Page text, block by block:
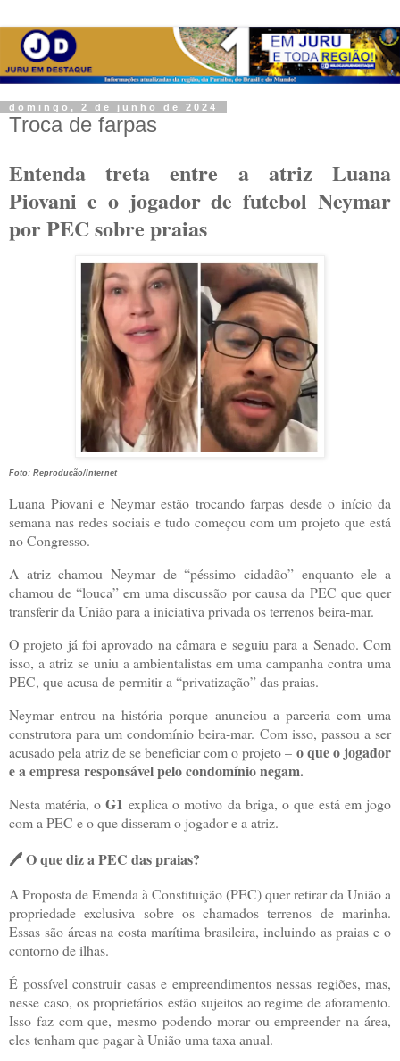
domingo, 2 de junho de 2024
Troca de farpas
Entenda treta entre a atriz Luana
Piovani e o jogador de futebol Neymar
por PEC sobre praias
Foto: Reprodução/Internet
Luana Piovani e Neymar estão trocando farpas desde o início da
semana nas redes sociais e tudo começou com um projeto que está
no Congresso.
A atriz chamou Neymar de “péssimo cidadão” enquanto ele a
chamou de “louca” em uma discussão por causa da PEC que quer
transferir da União para a iniciativa privada os terrenos beira-mar.
O projeto já foi aprovado na câmara e seguiu para a Senado. Com
isso, a atriz se uniu a ambientalistas em uma campanha contra uma
PEC, que acusa de permitir a “privatização” das praias.
Neymar entrou na história porque anunciou a parceria com uma
construtora para um condomínio beira-mar. Com isso, passou a ser
acusado pela atriz de se beneficiar com o projeto – o que o jogador
e a empresa responsável pelo condomínio negam.
Nesta matéria, oG1explica o motivo da briga, o que está em jogo
com a PEC e o que disseram o jogador e a atriz.
🖊️ O que diz a PEC das praias?
A Proposta de Emenda à Constituição (PEC) quer retirar da União a
propriedade exclusiva sobre os chamados terrenos de marinha.
Essas são áreas na costa marítima brasileira, incluindo as praias e o
contorno de ilhas.
É possível construir casas e empreendimentos nessas regiões, mas,
nesse caso, os proprietários estão sujeitos ao regime de aforamento.
Isso faz com que, mesmo podendo morar ou empreender na área,
eles tenham que pagar à União uma taxa anual.